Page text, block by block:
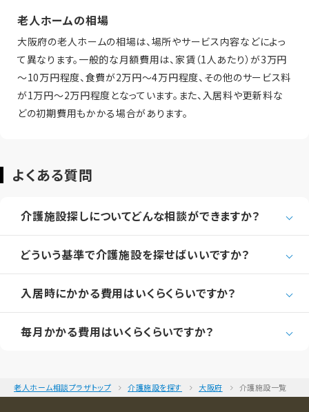
老人ホームの相場
大阪府の老人ホームの相場は、場所やサービス内容などによっ
て異なります。一般的な月額費用は、家賃（1人あたり）が3万円
～10万円程度、食費が2万円～4万円程度、その他のサービス料
が1万円～2万円程度となっています。また、入居料や更新料な
どの初期費用もかかる場合があります。
よくある質問
介護施設探しについてどんな相談ができますか？
どういう基準で介護施設を探せばいいですか？
入居時にかかる費用はいくらくらいですか？
毎月かかる費用はいくらくらいですか？
老人ホーム相談プラザトップ 介護施設を探す 大阪府 介護施設一覧